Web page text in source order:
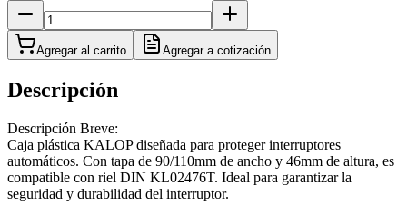
Agregar al carrito Agregar a cotización
Descripción
Descripción Breve:
Caja plástica KALOP diseñada para proteger interruptores
automáticos. Con tapa de 90/110mm de ancho y 46mm de altura, es
compatible con riel DIN KL02476T. Ideal para garantizar la
seguridad y durabilidad del interruptor.